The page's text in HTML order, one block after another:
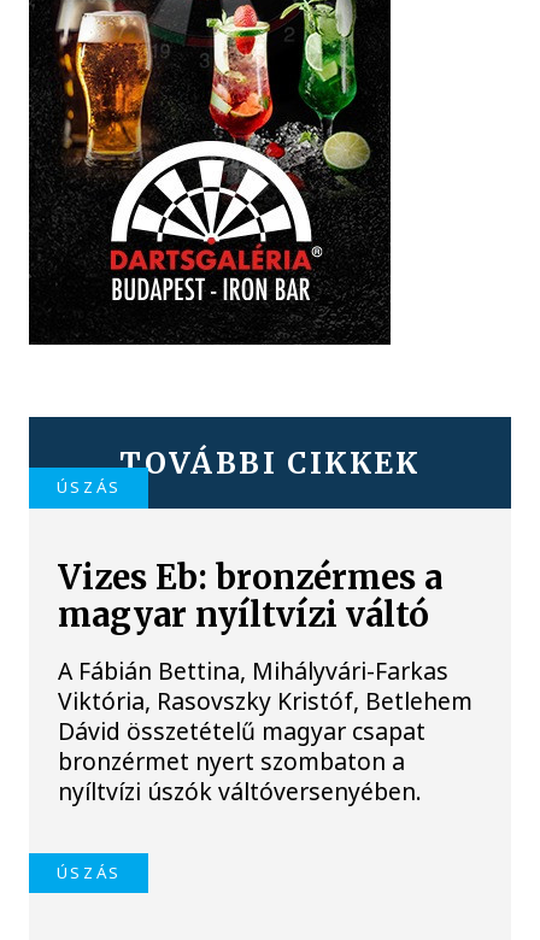
TOVÁBBI CIKKEK
ÚSZÁS
Vizes Eb: bronzérmes a
magyar nyíltvízi váltó
A Fábián Bettina, Mihályvári-Farkas
Viktória, Rasovszky Kristóf, Betlehem
Dávid összetételű magyar csapat
bronzérmet nyert szombaton a
nyíltvízi úszók váltóversenyében.
ÚSZÁS